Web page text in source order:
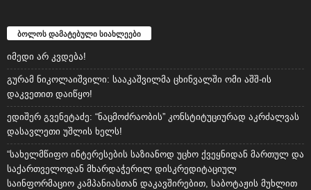
ბოლოს დამატებული სიახლეები
იმედი არ კვდება!
გურამ ნიკოლაიშვილი: სააკაშვილმა ცხინვალში ომი აშშ-ის
დაკვეთით დაიწყო!
ედიშერ გვენეტაძე: “ნაცმოძრაობის” კონსტიტუციურად აკრძალვას
დასავლეთი უშლის ხელს!
“სახელმწიფო ინტერესების საზიანოდ უცხო ქვეყნიდან მართულ და
საქართველოდან მხარდაჭერილ დისკრედიტაციულ
საინფორმაციო კამპანიასთან დაკავშირებით, საბოტაჟის მუხლით